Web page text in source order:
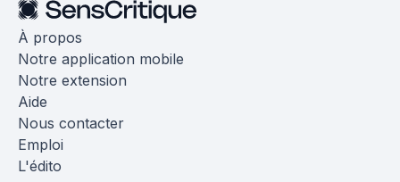
À propos
Notre application mobile
Notre extension
Aide
Nous contacter
Emploi
L'édito